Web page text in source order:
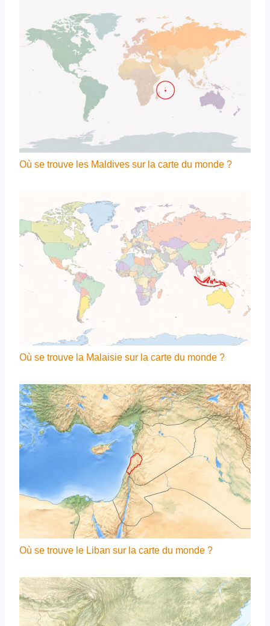
Où se trouve les Maldives sur la carte du monde ?
Où se trouve la Malaisie sur la carte du monde ?
Où se trouve le Liban sur la carte du monde ?